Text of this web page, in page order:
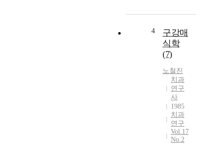
4
구강매
식학
(7)
노철진
치과
연구
사
1985
치과
연구
Vol.17
No.2